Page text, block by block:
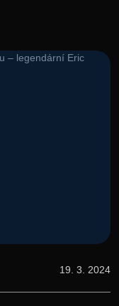
19. 3. 2024